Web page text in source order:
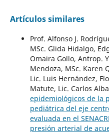
Artículos similares
Prof. Alfonso J.
MSc. Glida Hidalgo,
Omaira Gollo, Antrop.
Mendoza, MSc. Karen
Lic. Luis Hernández,
Matute, Lic. Carlos
epidemiológicos de la
pediátrica del eje
evaluada en el
presión arterial de